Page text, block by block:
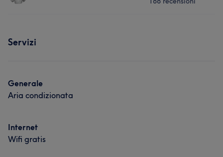
Competente
Servizi
Generale
Aria condizionata
Internet
Wifi gratis